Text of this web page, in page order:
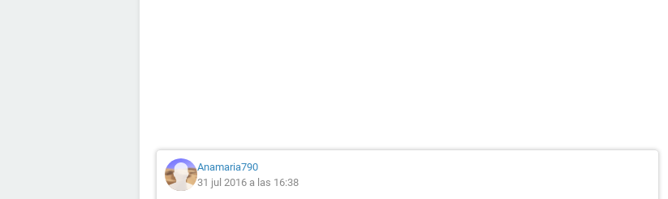
Anamaria790
31 jul 2016 a las 16:38